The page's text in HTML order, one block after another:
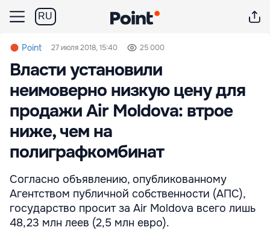
RU
Point 27 июля 2018, 15:40 25 000
Власти установили
неимоверно низкую цену для
продажи Air Moldova: втрое
ниже, чем на
полиграфкомбинат
Согласно объявлению, опубликованному
Агентством публичной собственности (АПС),
государство просит за Air Moldova всего лишь
48,23 млн леев (2,5 млн евро).